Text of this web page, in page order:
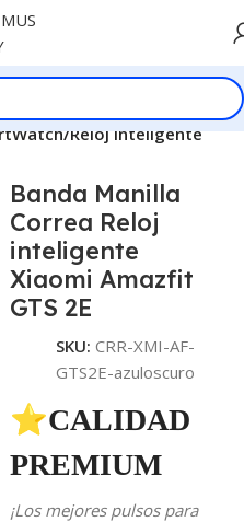
Reloj Inteligente
Banda Manilla
Correa Reloj
inteligente
Xiaomi Amazfit
GTS 2E
SKU: CRR-XMI-AF-
GTS2E-azuloscuro
⭐CALIDAD
PREMIUM
¡Los mejores pulsos para